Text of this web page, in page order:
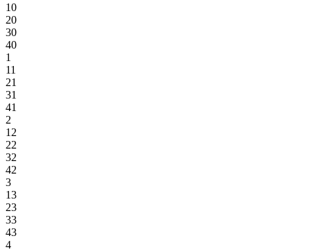
10
20
30
40
1
11
21
31
41
2
12
22
32
42
3
13
23
33
43
4